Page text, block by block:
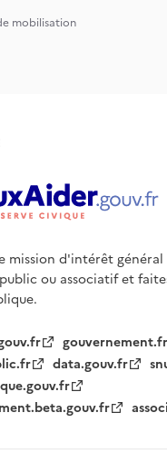
mobilisation
mission d'intérêt général
ou associatif et
gouvernement.fr
data.gouv.fr